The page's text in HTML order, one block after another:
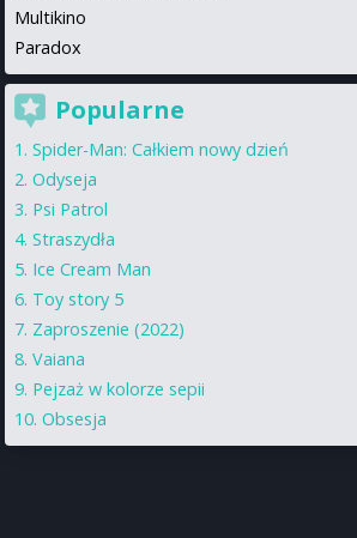
Multikino
Paradox
Popularne
Spider-Man: Całkiem nowy dzień
Odyseja
Psi Patrol
Straszydła
Ice Cream Man
Toy story 5
Zaproszenie (2022)
Vaiana
Pejzaż w kolorze sepii
Obsesja